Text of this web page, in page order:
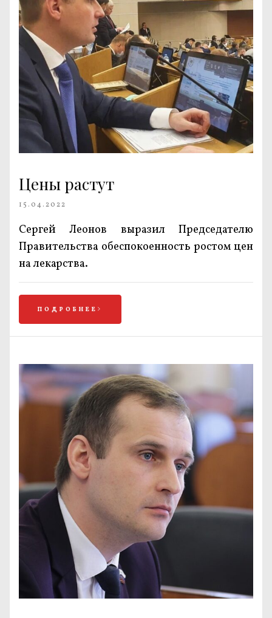
Цены растут
15.04.2022
Сергей Леонов выразил Председателю
Правительства обеспокоенность ростом цен
на лекарства.
ПОДРОБНЕЕ